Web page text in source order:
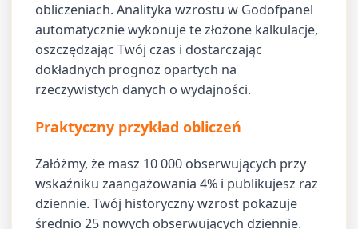
obliczeniach. Analityka wzrostu w Godofpanel
automatycznie wykonuje te złożone kalkulacje,
oszczędzając Twój czas i dostarczając
dokładnych prognoz opartych na
rzeczywistych danych o wydajności.
Praktyczny przykład obliczeń
Załóżmy, że masz 10 000 obserwujących przy
wskaźniku zaangażowania 4% i publikujesz raz
dziennie. Twój historyczny wzrost pokazuje
średnio 25 nowych obserwujących dziennie.